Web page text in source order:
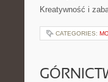
Kreatywność i
CATEGORIES: